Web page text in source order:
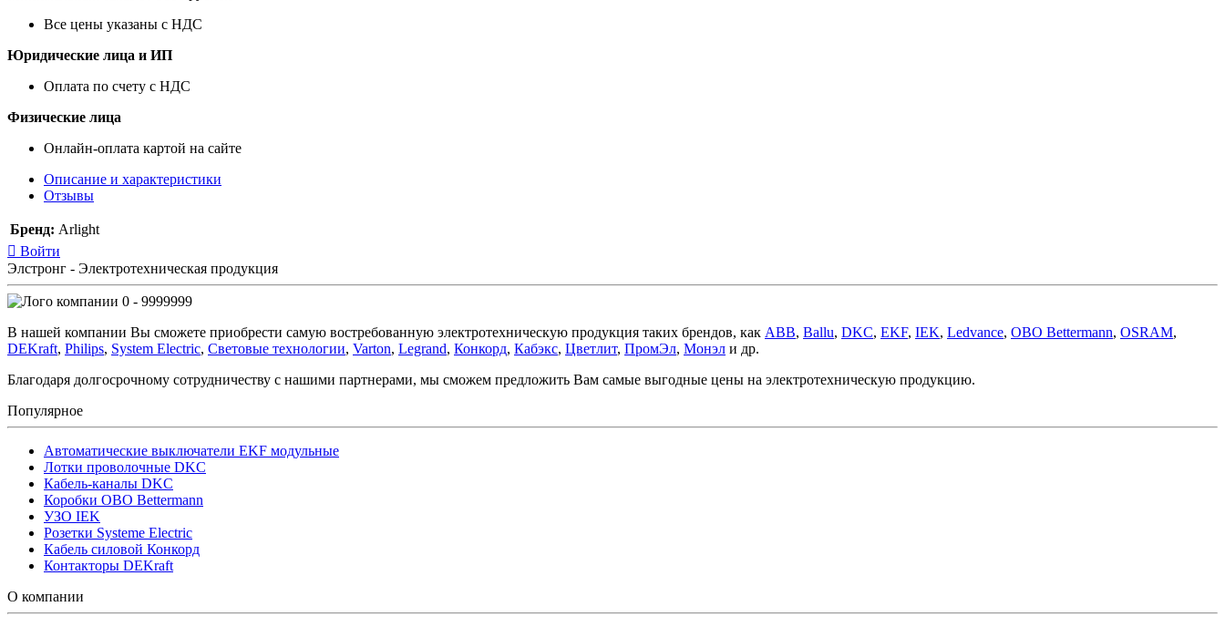
Все цены указаны с НДС
Юридические лица и ИП
Оплата по счету с НДС
Физические лица
Онлайн-оплата картой на сайте
Описание и характеристики
Отзывы
Бренд: Arlight
Войти
Элстронг - Электротехническая продукция
0 - 9999999
В нашей компании Вы сможете приобрести самую востребованную электротехническую продукция таких брендов, как ABB, Ballu, DKC, EKF, IEK, Ledvance, OBO Bettermann, OSRAM,
DEKraft, Philips, System Electric, Световые технологии, Varton, Legrand, Конкорд, Кабэкс, Цветлит, ПромЭл, Монэл и др.
Благодаря долгосрочному сотрудничеству с нашими партнерами, мы сможем предложить Вам самые выгодные цены на электротехническую продукцию.
Популярное
Автоматические выключатели EKF модульные
Лотки проволочные DKC
Кабель-каналы DKC
Коробки OBO Bettermann
УЗО IEK
Розетки Systeme Electric
Кабель силовой Конкорд
Контакторы DEKraft
О компании